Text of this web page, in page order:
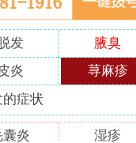
发
腋臭
炎 荨麻疹
的症状
囊炎
湿疹